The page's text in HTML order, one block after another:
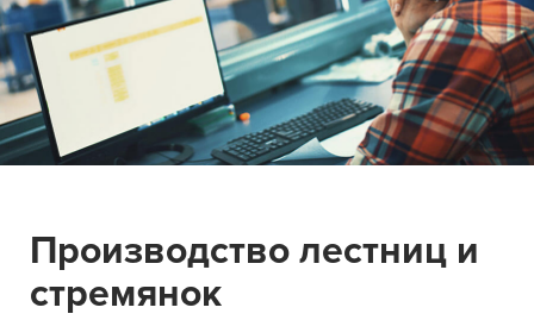
Производство лестниц и
стремянок